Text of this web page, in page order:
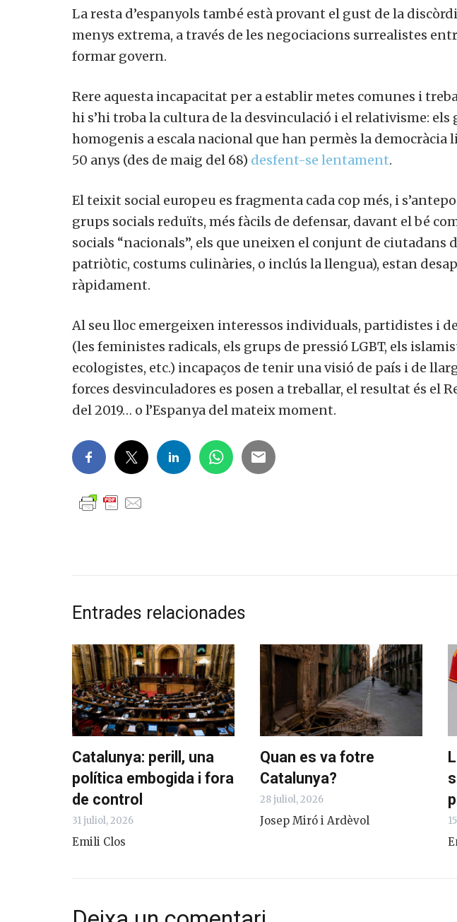
La resta d’espanyols també està provant el gust de la
menys extrema, a través de les negociacions surrealistes
formar govern.
Rere aquesta incapacitat per a establir metes comunes i
hi s’hi troba la cultura de la desvinculació i el relativisme: els
homogenis a escala nacional que han permès la democràcia
50 anys (des de maig del 68) desfent-se lentament.
El teixit social europeu es fragmenta cada cop més, i
grups socials reduïts, més fàcils de defensar, davant el bé
socials “nacionals”, els que uneixen el conjunt de ciutadans
patriòtic, costums culinàries, o inclús la llengua), estan
ràpidament.
Al seu lloc emergeixen interessos individuals, partidistes i
(les feministes radicals, els grups de pressió LGBT, els
ecologistes, etc.) incapaços de tenir una visió de país i de
forces desvinculadores es posen a treballar, el resultat és el
del 2019… o l’Espanya del mateix moment.
Entrades relacionades
Catalunya: perill, una
política embogida i fora
de control
31 juliol, 2026
Emili Clos
Quan es va fotre
Catalunya?
28 juliol, 2026
Josep Miró i Ardèvol